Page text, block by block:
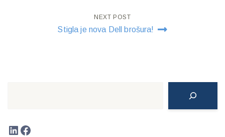
navigationNEXT POST
Stigla je nova Dell brošura!
LinkedIn
Facebook